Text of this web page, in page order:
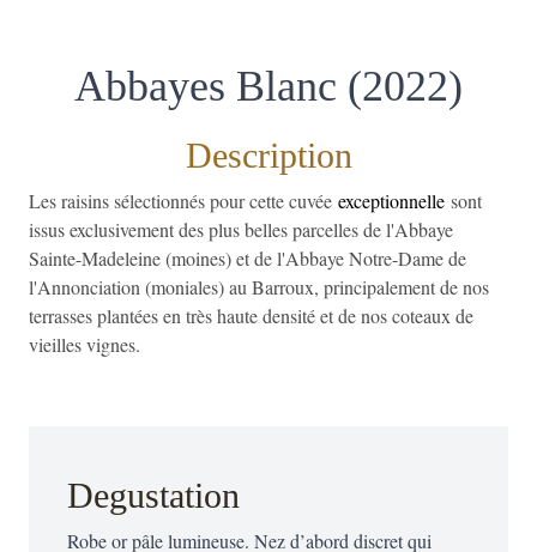
Abbayes Blanc (2022)
Description
Les raisins sélectionnés pour cette cuvée exceptionnelle sont
issus exclusivement des plus belles parcelles de l'Abbaye
Sainte-Madeleine (moines) et de l'Abbaye Notre-Dame de
l'Annonciation (moniales) au Barroux, principalement de nos
terrasses plantées en très haute densité et de nos coteaux de
vieilles vignes.
Degustation
Robe or pâle lumineuse. Nez d’abord discret qui